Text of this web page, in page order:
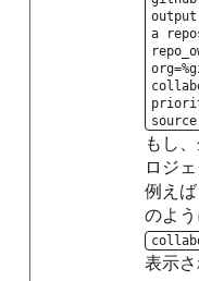
a
もし
ロジ
例え
のよ
表示さ